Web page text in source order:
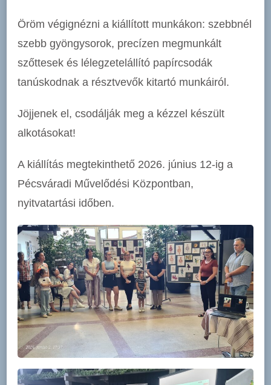
Öröm végignézni a kiállított munkákon: szebbnél
szebb gyöngysorok, precízen megmunkált
szőttesek és lélegzetelállító papírcsodák
tanúskodnak a résztvevők kitartó munkáiról.
Jöjjenek el, csodálják meg a kézzel készült
alkotásokat!
A kiállítás megtekinthető 2026. június 12-ig a
Pécsváradi Művelődési Központban,
nyitvatartási időben.